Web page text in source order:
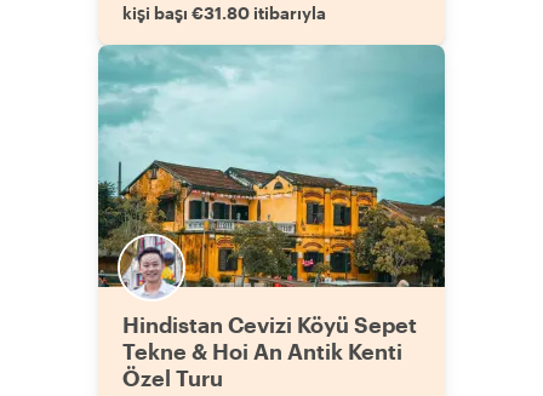
kişi başı €31.80 itibarıyla
Hindistan Cevizi Köyü Sepet
Tekne & Hoi An Antik Kenti
Özel Turu